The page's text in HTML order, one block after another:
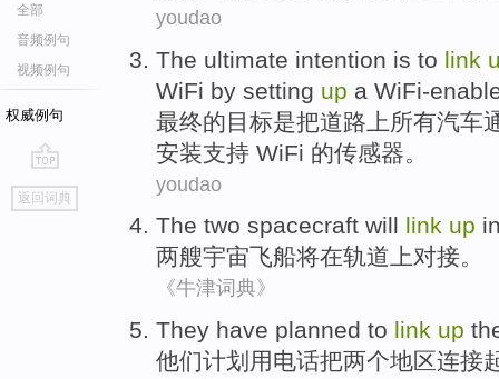
全部
音频例句
视频例句
权威例句
go
top
返回词典
youdao
The ultimate intention is to link
WiFi by setting up a WiFi-
最终的目标是把道路 上所有汽车
安装支持 WiFi 的传感器 。
youdao
The two spacecraft will link up
两艘宇宙飞船将在轨道上对接。
《牛津词典》
They have planned to link up
他们计划用电话把两个地区连接